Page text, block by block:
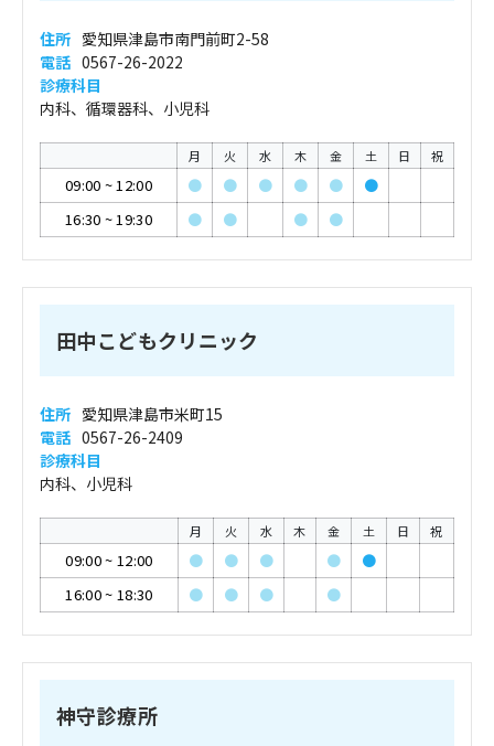
住所 愛知県津島市南門前町2-58
電話 0567-26-2022
診療科目
内科、循環器科、小児科
月 火 水 木 金 土 日 祝
09:00 ~12:00 ● ● ● ● ●
●
16:30 ~19:30 ● ● ● ●
田中こどもクリニック
住所 愛知県津島市米町15
電話 0567-26-2409
診療科目
内科、小児科
月 火 水 木 金 土 日 祝
09:00~ 12:00 ● ● ● ●
●
16:00~ 18:30 ● ● ● ●
神守診療所